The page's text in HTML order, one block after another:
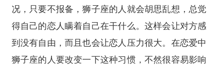
况，只要不报备，狮子座的人就会胡思乱想，总觉
得自己的恋人瞒着自己在干什么。这样会让对方感
到没有自由，而且也会让恋人压力很大。在恋爱中
狮子座的人要改变一下这种习惯，不然很容易影响